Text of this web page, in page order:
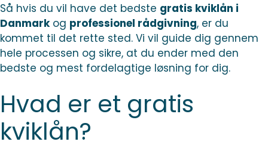
Så hvis du vil have det bedste gratis kviklån i
Danmarkog professionel rådgivning, er du
kommet til det rette sted. Vi vil guide dig gennem
hele processen og sikre, at du ender med den
bedste og mest fordelagtige løsning for dig.
Hvad er et gratis
kviklån?